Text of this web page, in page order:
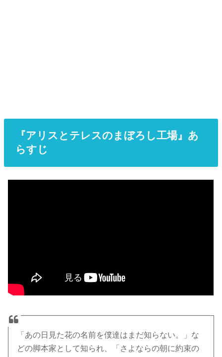
『アリスとテレスのまぼろし工場』あ
らすじ
「あの日見た花の名前を僕達はまだ知らない。」な
どの脚本家として知られ、「さよならの朝に約束の